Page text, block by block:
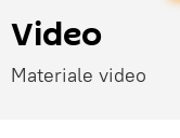
Video
Materiale video